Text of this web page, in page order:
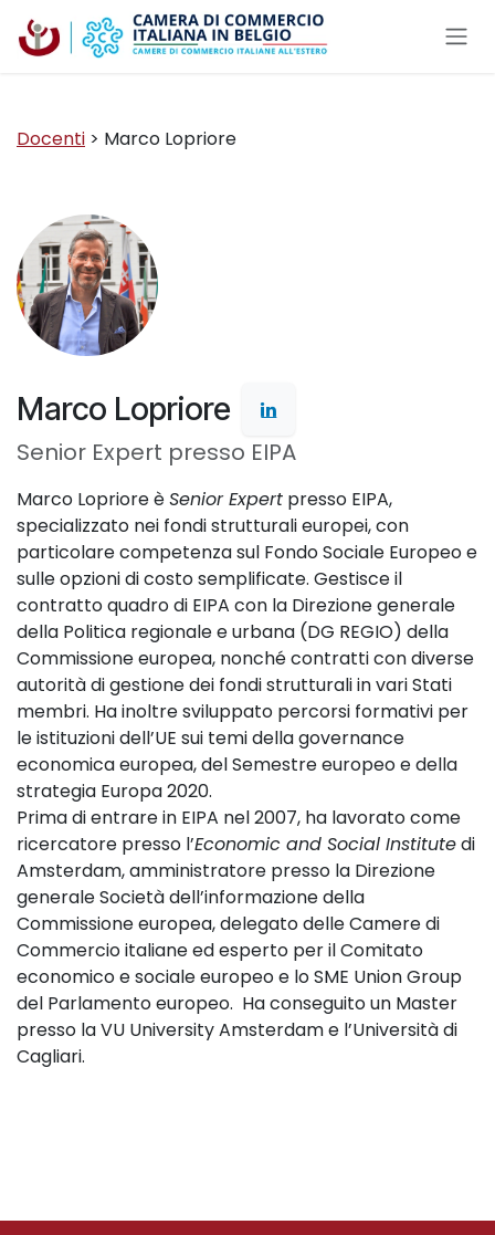
Passa al contenuto
Docenti > Marco Lopriore
Marco Lopriore
Senior Expert presso EIPA
Marco Lopriore èSenior Expert presso EIPA,
specializzato nei fondi strutturali europei, con
particolare competenza sul Fondo Sociale Europeo e
sulle opzioni di costo semplificate. Gestisce il
contratto quadro di EIPA con la Direzione generale
della Politica regionale e urbana (DG REGIO) della
Commissione europea, nonché contratti con diverse
autorità di gestione dei fondi strutturali in vari Stati
membri. Ha inoltre sviluppato percorsi formativi per
le istituzioni dell’UE sui temi della governance
economica europea, del Semestre europeo e della
strategia Europa 2020.
Prima di entrare in EIPA nel 2007, ha lavorato come
ricercatore presso l’Economic and Social Institutedi
Amsterdam, amministratore presso la Direzione
generale Società dell’informazione della
Commissione europea, delegato delle Camere di
Commercio italiane ed esperto per il Comitato
economico e sociale europeo e lo SME Union Group
del Parlamento europeo. Ha conseguito un Master
presso la VU University Amsterdam e l’Università di
Cagliari.